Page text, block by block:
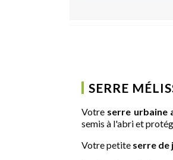
SERRE
Votre serre urbaine
semis à l'abri et
Votre petite serre de